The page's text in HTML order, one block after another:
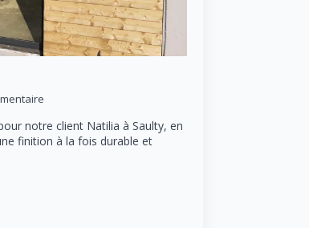
notre client Natilia à Saulty, en
finition à la fois durable et